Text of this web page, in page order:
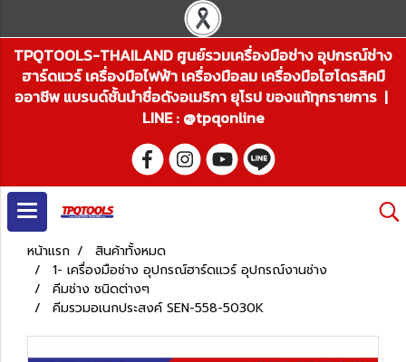
TPQTOOLS-THAILAND ศูนย์รวมเครื่องมือช่าง อุปกรณ์ช่าง
ฮาร์ดแวร์ เครื่องมือไฟฟ้า เครื่องมือลม เครื่องมือไฮโดรลิคมื
ออาชีพ แบรนด์ชั้นนำชื่อดังอเมริกา ยุโรป ของแท้ทุกรายการ |
LINE : @tpqonline
หน้าแรก
สินค้าทั้งหมด
1- เครื่องมือช่าง อุปกรณ์ฮาร์ดแวร์ อุปกรณ์งานช่าง
คีมช่าง ชนิดต่างๆ
คีมรวมอเนกประสงค์ SEN-558-5030K